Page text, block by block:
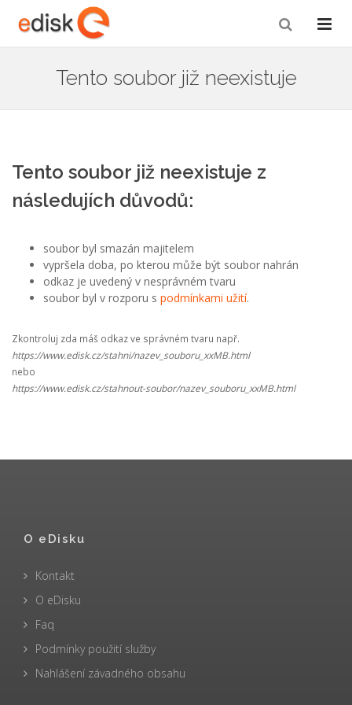
Tento soubor již neexistuje
Tento soubor již neexistuje z
následujích důvodů:
soubor byl smazán majitelem
vypršela doba, po kterou může být soubor nahrán
odkaz je uvedený v nesprávném tvaru
soubor byl v rozporu s podmínkami užití.
Zkontroluj zda máš odkaz ve správném tvaru např.
https://www.edisk.cz/stahni/nazev_souboru_xxMB.html
nebo
https://www.edisk.cz/stahnout-soubor/nazev_souboru_xxMB.html
O eDisku
Kontakt
O eDisku
Faq
Podmínky použití služby
Nahlášení závadného obsahu